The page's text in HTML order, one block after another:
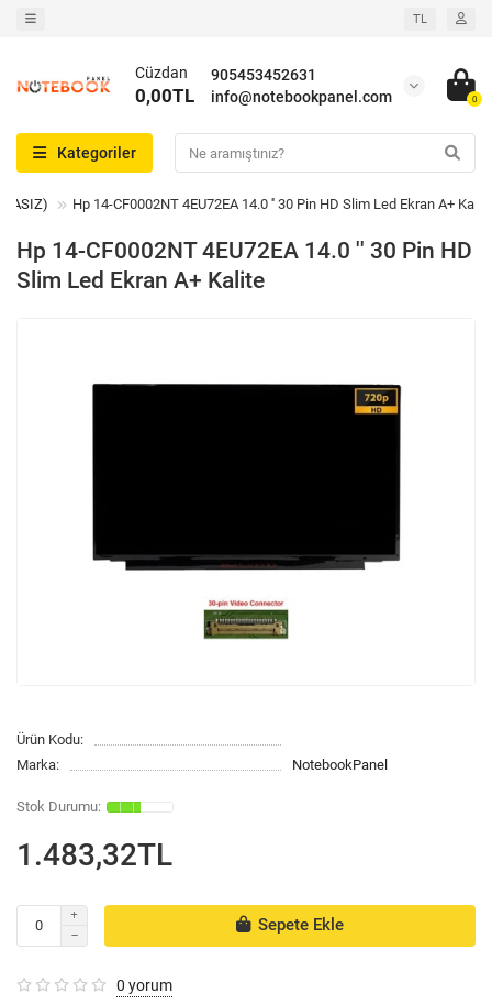
TL
905453452631
info@notebookpanel.com
Cüzdan
0,00TL 0
Kategoriler
Hp 14-CF0002NT 4EU72EA 14.0 '' 30 Pin HD Slim Led Ekran A+ Kalite
Hp 14-CF0002NT 4EU72EA 14.0 '' 30 Pin HD
Slim Led Ekran A+ Kalite
Ürün Kodu:
Marka:
NotebookPanel
1.483,32TL
Sepete Ekle
0 yorum